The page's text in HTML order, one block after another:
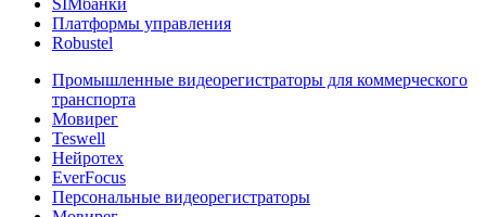
SIMбанки
Платформы управления
Robustel
Промышленные видеорегистраторы для коммерческого
транспорта
Мовирег
Teswell
Нейротех
EverFocus
Персональные видеорегистраторы